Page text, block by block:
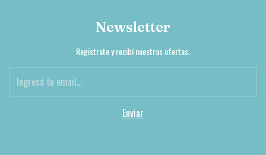
Newsletter
Registrate y recibí nuestras ofertas.